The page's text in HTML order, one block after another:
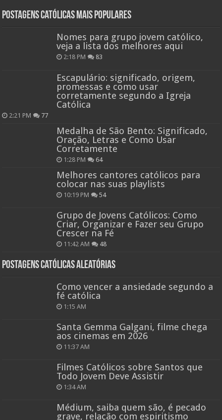
Postagens católicas mais Populares
Nomes para grupo jovem católico,
veja a lista dos melhores aqui
2:18 PM 83
Escapulário: significado, origem,
promessas e como usar
corretamente segundo a Igreja
Católica
2:21 PM 77
Medalha de São Bento: Significado,
Oração, Letras e Como Usar
Corretamente
1:28 PM 64
Melhores cantores católicos para
colocar nas suas playlists
10:19 PM 54
Grupo de Jovens Católicos: Como
Criar, Organizar e Fazer seu Grupo
Crescer na Fé
11:42 AM 48
Postagens católicas aleatórias
Como vencer a ansiedade segundo a
fé católica
1:15 AM
Santa Gemma Galgani, filme chega
aos cinemas em 2026
11:37 AM
Filmes Católicos sobre Santos que
Todo Jovem Deve Assistir
1:34 AM
Médium, saiba quem são, é pecado
grave, relação com espiritismo